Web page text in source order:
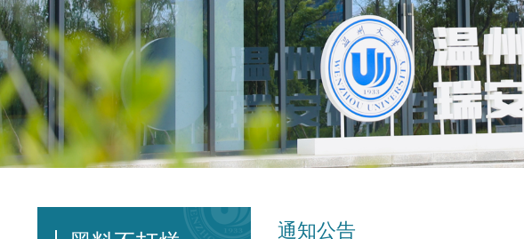
通知公告